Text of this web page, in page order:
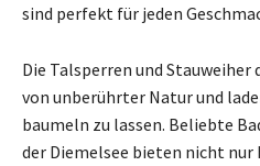
sind perfekt für jeden
Die Talsperren und Stauweiher
von unberührter Natur und
baumeln zu lassen. Beliebte
der Diemelsee bieten nicht nur